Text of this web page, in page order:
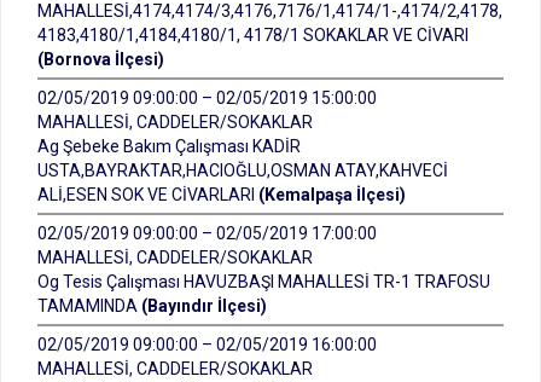
MAHALLESİ,4174,4174/3,4176,7176/1,4174/1-,4174/2,4178,
4183,4180/1,4184,4180/1, 4178/1 SOKAKLAR VE CİVARI
(Bornova İlçesi)
02/05/2019 09:00:00 – 02/05/2019 15:00:00
MAHALLESİ, CADDELER/SOKAKLAR
Ag Şebeke Bakım Çalışması KADİR
USTA,BAYRAKTAR,HACIOĞLU,OSMAN ATAY,KAHVECİ
ALİ,ESEN SOK VE CİVARLARI (Kemalpaşa İlçesi)
02/05/2019 09:00:00 – 02/05/2019 17:00:00
MAHALLESİ, CADDELER/SOKAKLAR
Og Tesis Çalışması HAVUZBAŞI MAHALLESİ TR-1 TRAFOSU
TAMAMINDA (Bayındır İlçesi)
02/05/2019 09:00:00 – 02/05/2019 16:00:00
MAHALLESİ, CADDELER/SOKAKLAR